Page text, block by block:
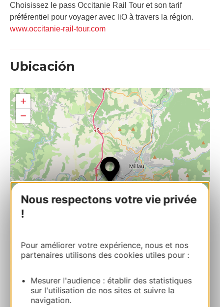
Nous respectons votre vie privée
!
Pour améliorer votre expérience, nous et nos
partenaires utilisons des cookies utiles pour :
Mesurer l'audience : établir des statistiques
sur l'utilisation de nos sites et suivre la
navigation.
Choisissez le pass Occitanie Rail Tour et son tarif
préférentiel pour voyager avec liO à travers la région.
www.occitanie-rail-tour.com
Ubicación
+
−
Leaflet | Map data ©OpenStreetMap contributors